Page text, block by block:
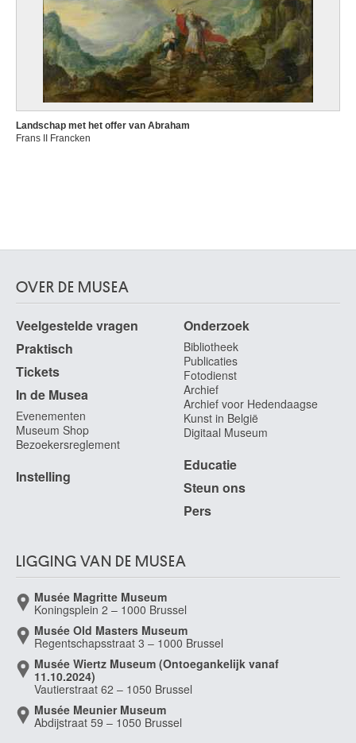
Landschap met het offer van Abraham
Frans II Francken
OVER DE MUSEA
Veelgestelde vragen
Praktisch
Tickets
In de Musea
Evenementen
Museum Shop
Bezoekersreglement
Instelling
Onderzoek
Bibliotheek
Publicaties
Fotodienst
Archief
Archief voor Hedendaagse
Kunst in België
Digitaal Museum
Educatie
Steun ons
Pers
LIGGING VAN DE MUSEA
Musée Magritte Museum
Koningsplein 2 – 1000 Brussel
Musée Old Masters Museum
Regentschapsstraat 3 – 1000 Brussel
Musée Wiertz Museum (Ontoegankelijk vanaf
11.10.2024)
Vautierstraat 62 – 1050 Brussel
Musée Meunier Museum
Abdijstraat 59 – 1050 Brussel